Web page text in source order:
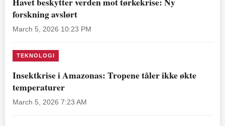
forskning avslørt
March 5, 2026 10:23 PM
TEKNOLOGI
Insektkrise i Amazonas: Tropene tåler ikke økte
temperaturer
March 5, 2026 7:23 AM